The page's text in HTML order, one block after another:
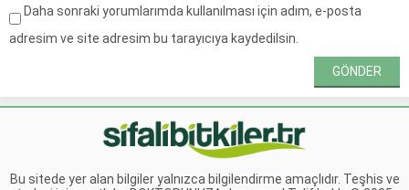
Daha sonraki yorumlarımda kullanılması için adım, e-posta
adresim ve site adresim bu tarayıcıya kaydedilsin.
Bu sitede yer alan bilgiler yalnızca bilgilendirme amaçlıdır. Teşhis ve